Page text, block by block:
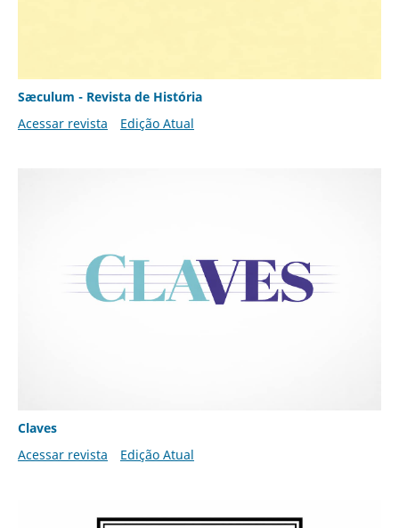
Sæculum - Revista de História
Acessar revista
Edição Atual
Claves
Acessar revista
Edição Atual